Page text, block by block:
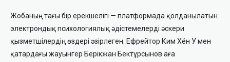
Жобаның тағы бір ерекшелігі — платформада қолданылатын
электрондық психологиялық әдістемелерді әскери
қызметшілердің өздері әзірлеген. Ефрейтор Ким Хён У мен
қатардағы жауынгер Берікжан Бектұрсынов аға